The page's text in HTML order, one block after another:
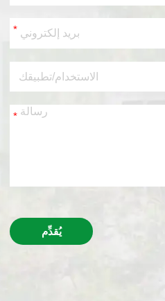
*
*
يُقدِّم